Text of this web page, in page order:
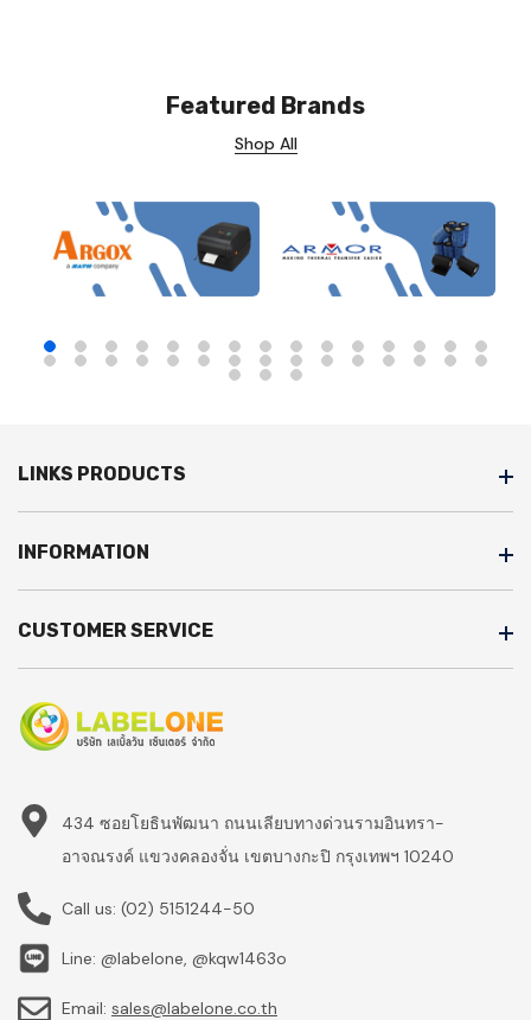
Featured Brands
Shop All
LINKS PRODUCTS
INFORMATION
CUSTOMER SERVICE
434 ซอยโยธินพัฒนา ถนนเลียบทางด่วนรามอินทรา-
อาจณรงค์ แขวงคลองจั่น เขตบางกะปิ กรุงเทพฯ 10240
Call us: (02) 5151244-50
Line: @labelone, @kqw1463o
Email: sales@labelone.co.th